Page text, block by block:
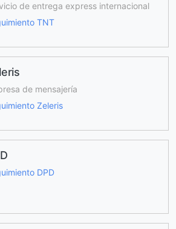
de entrega express internacional
TNT
de mensajería
Zeleris
DPD